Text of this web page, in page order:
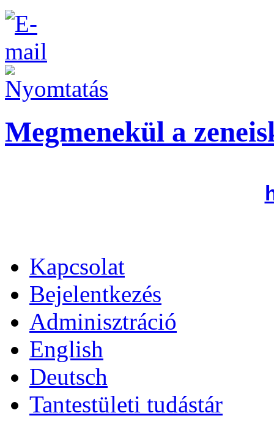
Megmenekül a
Kapcsolat
Bejelentkezés
Adminisztráció
English
Deutsch
Tantestületi tudástár